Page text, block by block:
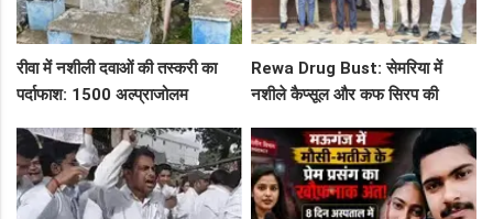
रीवा में नशीली दवाओं की तस्करी का
पर्दाफाश: 1500 अल्प्राजोलम
सप्लाई चेन
Rewa Drug Bust: सेमरिया में
नशीले कैप्सूल और कफ सिरप की
के पीछे